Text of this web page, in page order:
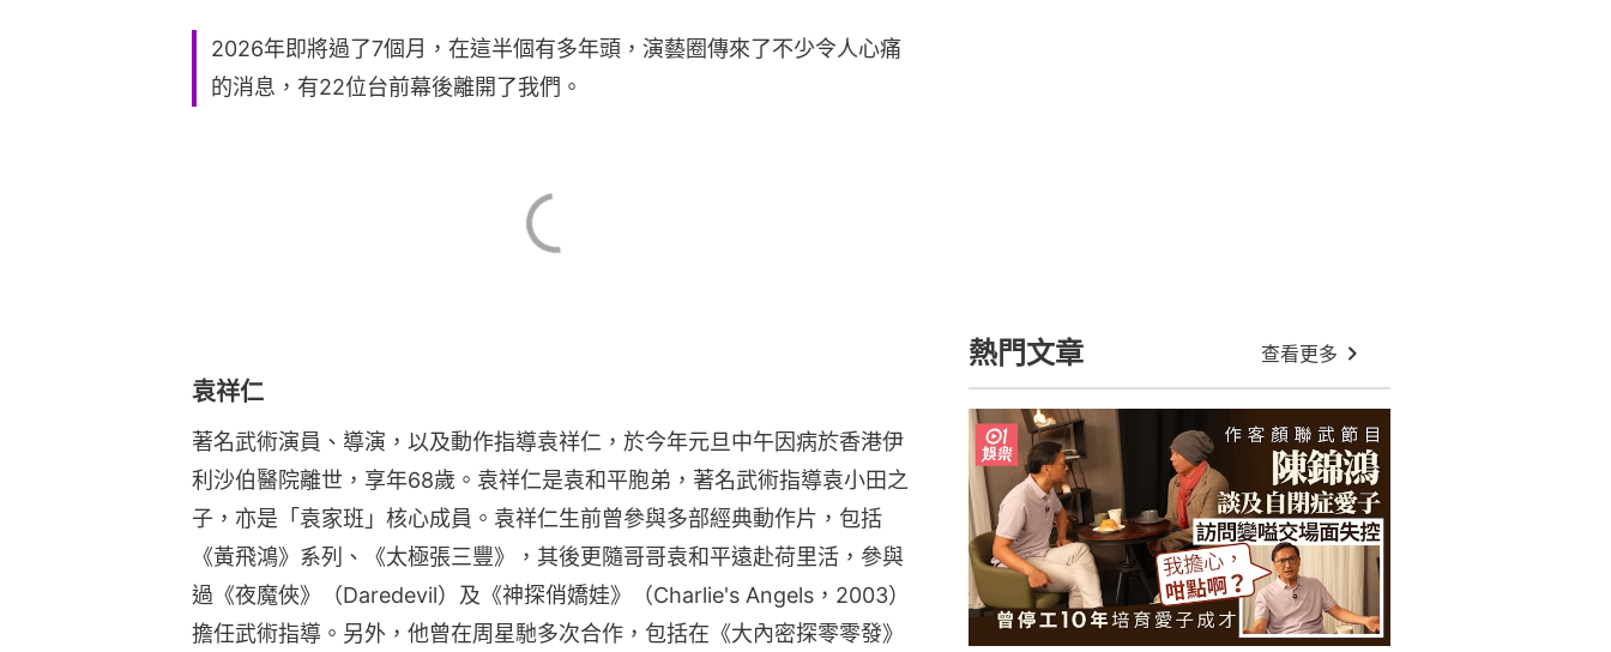
2026年即將過了7個月，在這半個有多年頭，演藝圈傳來了不少令人心痛
的消息，有22位台前幕後離開了我們。
袁祥仁
著名武術演員、導演，以及動作指導袁祥仁，於今年元旦中午因病於香港伊
利沙伯醫院離世，享年68歲。袁祥仁是袁和平胞弟，著名武術指導袁小田之
子，亦是「袁家班」核心成員。袁祥仁生前曾參與多部經典動作片，包括
《黃飛鴻》系列、《太極張三豐》，其後更隨哥哥袁和平遠赴荷里活，參與
過《夜魔俠》（Daredevil）及《神探俏嬌娃》（Charlie's Angels，2003）
擔任武術指導。另外，他曾在周星馳多次合作，包括在《大內密探零零發》
熱門文章 查看更多